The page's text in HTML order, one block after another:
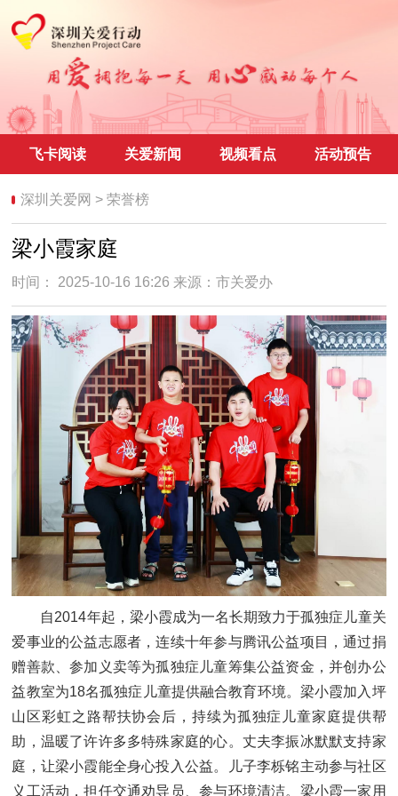
飞卡阅读 关爱新闻 视频看点 活动预告
深圳关爱网 >荣誉榜
梁小霞家庭
时间： 2025-10-16 16:26 来源：市关爱办
自2014年起，梁小霞成为一名长期致力于孤独症儿童关
爱事业的公益志愿者，连续十年参与腾讯公益项目，通过捐
赠善款、参加义卖等为孤独症儿童筹集公益资金，并创办公
益教室为18名孤独症儿童提供融合教育环境。梁小霞加入坪
山区彩虹之路帮扶协会后，持续为孤独症儿童家庭提供帮
助，温暖了许许多多特殊家庭的心。丈夫李振冰默默支持家
庭，让梁小霞能全身心投入公益。儿子李栎铭主动参与社区
义工活动，担任交通劝导员、参与环境清洁。梁小霞一家用